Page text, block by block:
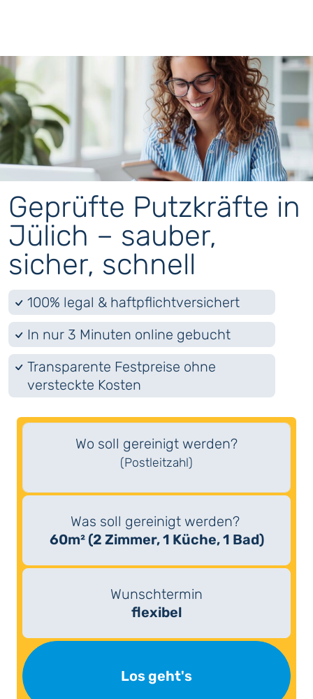
Geprüfte Putzkräfte in
Jülich – sauber,
sicher, schnell
100% legal & haftpflichtversichert
In nur 3 Minuten online gebucht
Transparente Festpreise ohne
versteckte Kosten
Wo soll gereinigt werden?
(Postleitzahl)
Was soll gereinigt werden?
60m² (2 Zimmer, 1 Küche, 1 Bad)
Wunschtermin
flexibel
Los geht's